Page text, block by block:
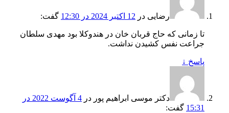
رضایی در 12 اکتبر 2024 در 12:30 گفت:
تا زمانی که حاج قربان خان در هندوکلا بود مهدی سلطان
جراعت نفس کشیدن نداشت.
پاسخ ↓
دکتر موسی ابراهیم پور در
4 آگوست 2022 در
15:31 گفت: